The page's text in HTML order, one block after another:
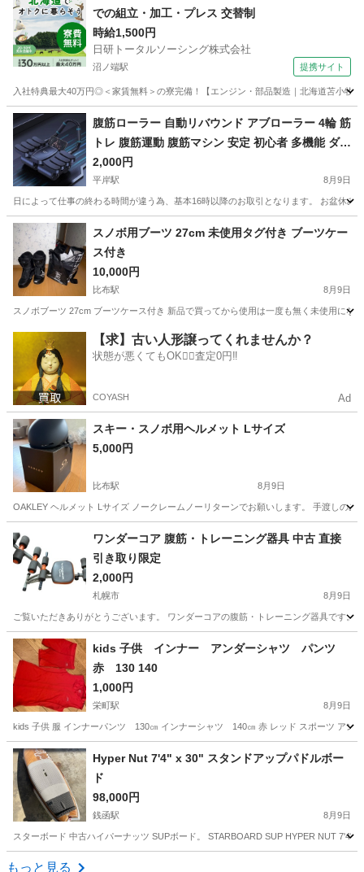
での組立・加工・プレス 交替制
時給1,500円
日研トータルソーシング株式会社
沼ノ端駅 提携サイト
入社特典最大40万円◎＜家賃無料＞の寮完備！【エンジン・部品製造｜北海道苫小牧
北海道 苫小牧市 沼ノ端駅 その他
腹筋ローラー 自動リバウンド アブローラー 4輪 筋
トレ 腹筋運動 腹筋マシン 安定 初心者 多機能 ダイ
エット 静音 肘サポート トレーニング フィットネ
ス
2,000円
平岸駅 8月9日
日によって仕事の終わる時間が違う為、基本16時以降のお取引となります。 お盆休
北海道 札幌市 平岸駅 フィットネス、トレーニング
スノボ用ブーツ 27cm 未使用タグ付き ブーツケー
ス付き
10,000円
比布駅 8月9日
スノボブーツ 27cm ブーツケース付き 新品で買ってから使用は一度も無く未使用に
比布駅 スノーボード ケース
【求】古い人形譲ってくれませんか？
状態が悪くてもOK🙆‍♀️査定0円‼️
COYASH Ad
スキー・スノボ用ヘルメット Lサイズ
5,000円
比布駅 8月9日
OAKLEY ヘルメット Lサイズ ノークレームノーリターンでお願いします。 手渡しのみ
北海道 比布駅 スポーツウェア ヘルメット
ワンダーコア 腹筋・トレーニング器具 中古 直接
引き取り限定
2,000円
札幌市 8月9日
ご覧いただきありがとうございます。 ワンダーコアの腹筋・トレーニング器具です
北海道 札幌市 フィットネス、トレーニング
kids 子供 インナー アンダーシャツ パンツ
赤 130 140
1,000円
栄町駅 8月9日
kids 子供 服 インナーパンツ 130㎝ インナーシャツ 140㎝ 赤 レッド スポーツ ア
北海道 札幌市 アンダーシャツ
Hyper Nut 7'4" x 30" スタンドアップパドルボー
ド
98,000円
銭函駅 8月9日
スターボード 中古ハイパーナッツ SUPボード。 STARBOARD SUP HYPER NUT
北海道 小樽市
もっと見る